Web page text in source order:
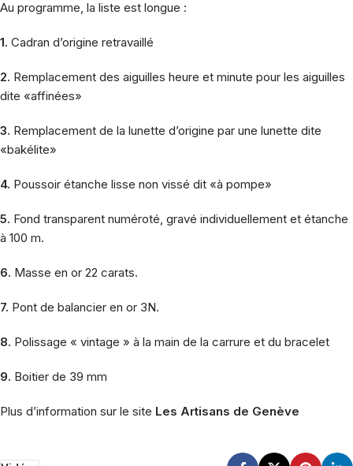
Au programme, la liste est longue :
1. Cadran d’origine retravaillé
2. Remplacement des aiguilles heure et minute pour les aiguilles
dite «affinées»
3. Remplacement de la lunette d’origine par une lunette dite
«bakélite»
4. Poussoir étanche lisse non vissé dit «à pompe»
5. Fond transparent numéroté, gravé individuellement et étanche
à 100 m.
6. Masse en or 22 carats.
7. Pont de balancier en or 3N.
8. Polissage « vintage » à la main de la carrure et du bracelet
9. Boitier de 39 mm
Plus d’information sur le site Les Artisans de Genève